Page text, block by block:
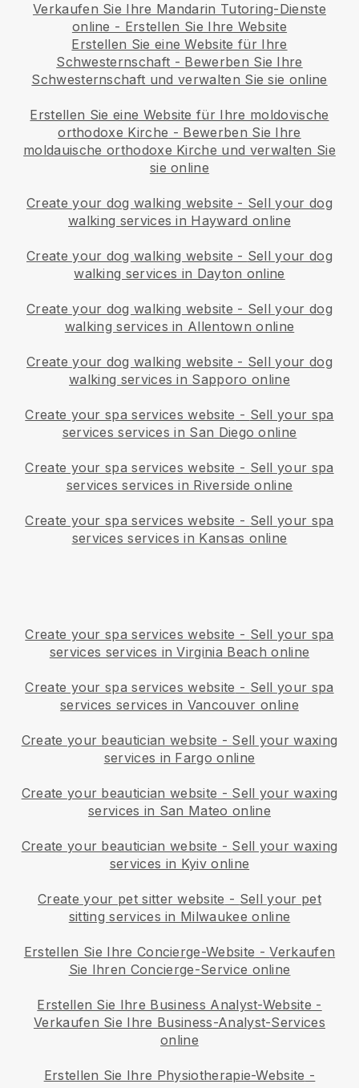
Verkaufen Sie Ihre Mandarin Tutoring-Dienste
online - Erstellen Sie Ihre Website
Erstellen Sie eine Website für Ihre
Schwesternschaft - Bewerben Sie Ihre
Schwesternschaft und verwalten Sie sie online
Erstellen Sie eine Website für Ihre moldovische
orthodoxe Kirche - Bewerben Sie Ihre
moldauische orthodoxe Kirche und verwalten Sie
sie online
Create your dog walking website - Sell your dog
walking services in Hayward online
Create your dog walking website - Sell your dog
walking services in Dayton online
Create your dog walking website - Sell your dog
walking services in Allentown online
Create your dog walking website - Sell your dog
walking services in Sapporo online
Create your spa services website - Sell your spa
services services in San Diego online
Create your spa services website - Sell your spa
services services in Riverside online
Create your spa services website - Sell your spa
services services in Kansas online
Create your spa services website - Sell your spa
services services in Virginia Beach online
Create your spa services website - Sell your spa
services services in Vancouver online
Create your beautician website - Sell your waxing
services in Fargo online
Create your beautician website - Sell your waxing
services in San Mateo online
Create your beautician website - Sell your waxing
services in Kyiv online
Create your pet sitter website - Sell your pet
sitting services in Milwaukee online
Erstellen Sie Ihre Concierge-Website -Verkaufen
Sie Ihren Concierge-Service online
Erstellen Sie Ihre Business Analyst-Website -
Verkaufen Sie Ihre Business-Analyst-Services
online
Erstellen Sie Ihre Physiotherapie-Website -